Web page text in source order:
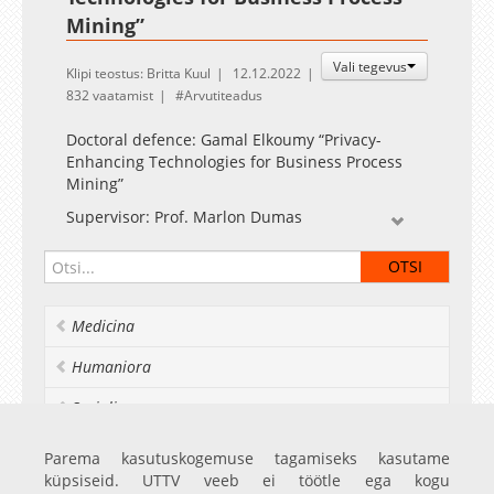
Mining”
Vali tegevus
Klipi teostus: Britta Kuul
12.12.2022
832 vaatamist
Arvutiteadus
Doctoral defence: Gamal Elkoumy “Privacy-
Enhancing Technologies for Business Process
Mining”
Supervisor: Prof. Marlon Dumas
Opponents: Junior Prof. Han van der Aa,
University of Mannheim (Germany); Assistant
Technology (Netherlands).
Medicina
Humaniora
Socialia
Realia et naturalia
Ülikoolist veel
Parema kasutuskogemuse tagamiseks kasutame
küpsiseid. UTTV veeb ei töötle ega kogu